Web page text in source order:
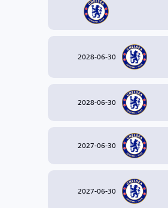
2028-06-30
2028-06-30
2027-06-30
2027-06-30